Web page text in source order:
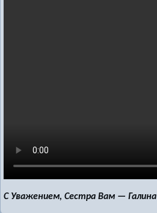
С Уважением, Сестра Вам —